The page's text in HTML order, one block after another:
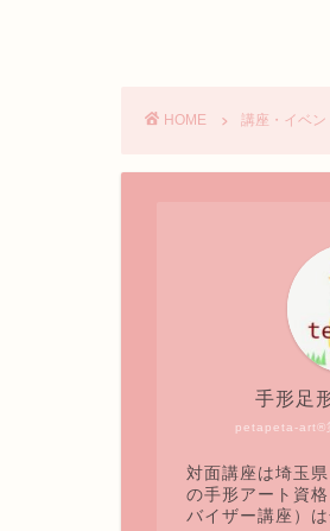
HOME 講座・イベン
petapeta-art®
手形足
対面講座は埼玉
の手形アート資
バイザー講座）